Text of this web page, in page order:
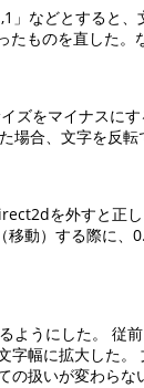
などとすると
たものを直した。
ズをマイナスに
合、文字を反転
を外すと正し
動）する際に、
ようにした。 従
幅に拡大した。
の扱いが変わらな